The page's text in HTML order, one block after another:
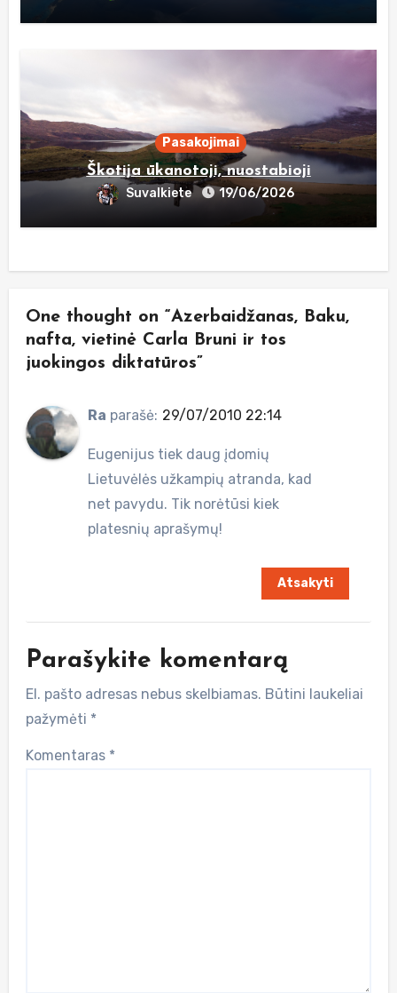
Pasakojimai
Škotija ūkanotoji, nuostabioji
Suvalkiete 19/06/2026
One thought on “Azerbaidžanas, Baku,
nafta, vietinė Carla Bruni ir tos
juokingos diktatūros”
Ra parašė: 29/07/2010 22:14
Eugenijus tiek daug įdomių
Lietuvėlės užkampių atranda, kad
net pavydu. Tik norėtūsi kiek
platesnių aprašymų!
Atsakyti
Parašykite komentarą
El. pašto adresas nebus skelbiamas. Būtini laukeliai
pažymėti *
Komentaras *